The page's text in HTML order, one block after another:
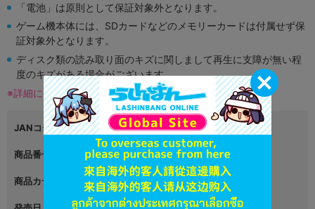
「電池」は原則として保証対象外となります。
ゲーム機本体には、SDカードなどのメモリーカードは付属せず保
証対象外となります。
ディスク類の読み取り面のキズに関しまして再生に支障が無い程
度のキズがある場合がございます。
※詳細につきましてはコチラ
JANコード 4902370529135
商品番号 L03445167
商品カテゴリ ゲーム